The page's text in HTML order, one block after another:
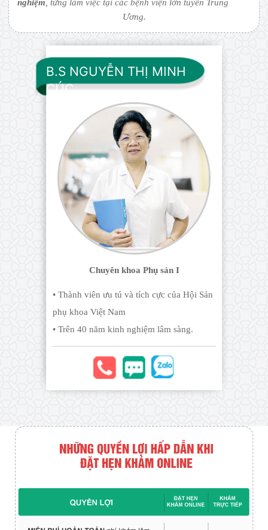
CÚC
Chuyên khoa Phụ sản I
• Thành viên ưu tú và tích cực của Hội Sản
phụ khoa Việt Nam